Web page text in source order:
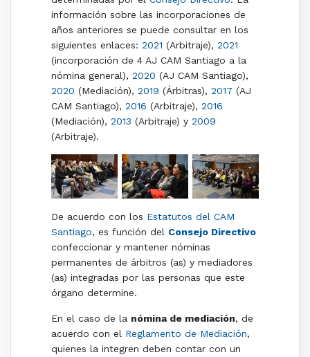
información sobre las incorporaciones de
años anteriores se puede consultar en los
siguientes enlaces: 2021 (Arbitraje), 2021
(incorporación de 4 AJ CAM Santiago a la
nómina general), 2020 (AJ CAM Santiago),
2020 (Mediación), 2019 (Árbitras), 2017 (AJ
CAM Santiago), 2016 (Arbitraje), 2016
(Mediación), 2013 (Arbitraje) y 2009
(Arbitraje).
De acuerdo con los Estatutos del CAM
Santiago, es función del Consejo Directivo
confeccionar y mantener nóminas
permanentes de árbitros (as) y mediadores
(as) integradas por las personas que este
órgano determine.
En el caso de la nómina de mediación, de
acuerdo con el Reglamento de Mediación,
quienes la integren deben contar con un